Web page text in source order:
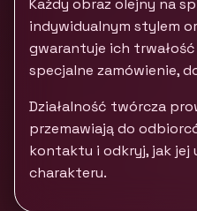
Każdy obraz olejny na
indywidualnym stylem
gwarantuje ich
specjalne zamówienie,
Działalność twórcza
przemawiają do
kontaktu i odkryj, jak jej
charakteru.